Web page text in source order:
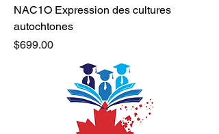
NAC1O Expression des cultures
autochtones
Price
$699.00